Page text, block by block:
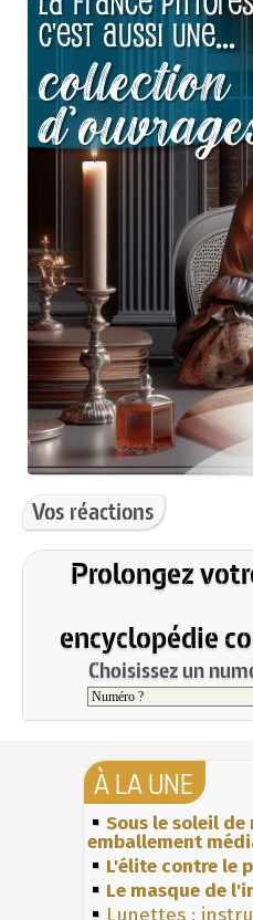
Vos réactions
Prolongez
encyclopédie
Choisissez un
À LA UNE
Sous le soleil
emballement
L'élite contre le
Le masque de
Lunettes :